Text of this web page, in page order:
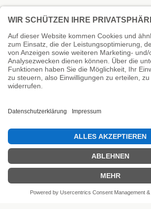
Unsere Prüfsiegel